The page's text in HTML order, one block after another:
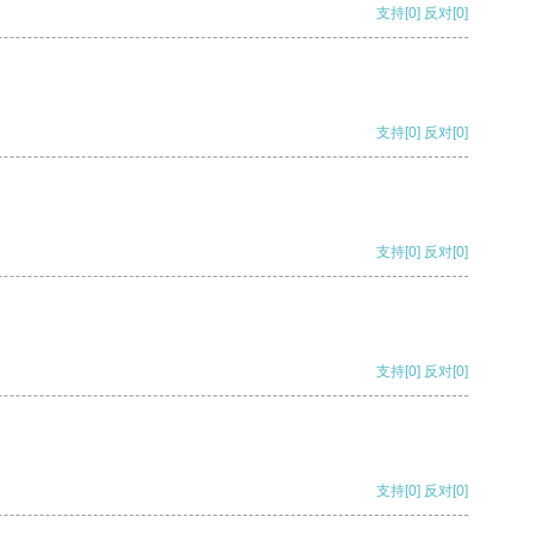
支持[0] 反对[0]
支持[0] 反对[0]
支持[0] 反对[0]
支持[0] 反对[0]
支持[0] 反对[0]